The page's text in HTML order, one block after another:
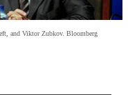
and Viktor Zubkov. Bloomberg